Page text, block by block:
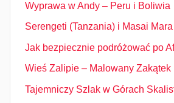
Wyprawa w Andy – Peru i Boliwia
Serengeti (Tanzania) i Masai
Jak bezpiecznie podróżować po
Wieś Zalipie – Malowany Zakątek
Tajemniczy Szlak w Górach